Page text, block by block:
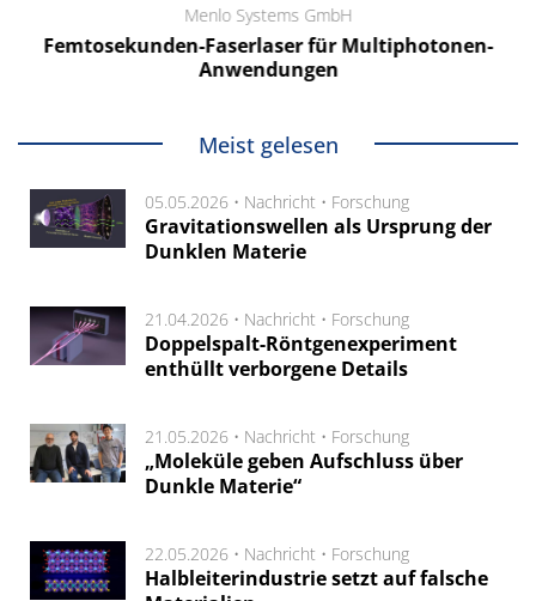
Menlo Systems GmbH
Femtosekunden-Faserlaser für Multiphotonen-
Anwendungen
Meist gelesen
05.05.2026 • Nachricht • Forschung
Gravitationswellen als Ursprung der
Dunklen Materie
21.04.2026 • Nachricht • Forschung
Doppelspalt-Röntgenexperiment
enthüllt verborgene Details
21.05.2026 • Nachricht • Forschung
„Moleküle geben Aufschluss über
Dunkle Materie“
22.05.2026 • Nachricht • Forschung
Halbleiterindustrie setzt auf falsche